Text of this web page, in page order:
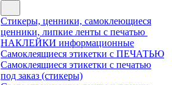
Стикеры, ценники, самоклеющиеся
ценники, липкие ленты с печатью
НАКЛЕЙКИ информационные
Самоклеящиеся этикетки с ПЕЧАТЬЮ
Самоклеящиеся этикетки с печатью
под заказ (стикеры)